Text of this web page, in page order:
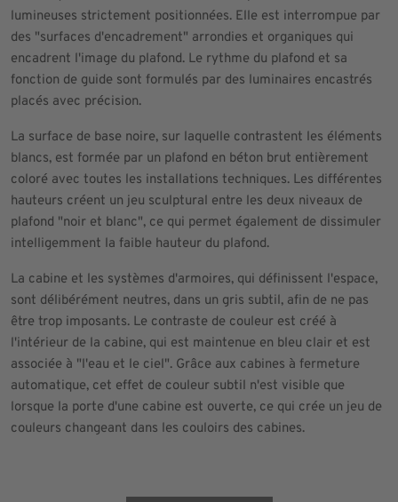
lumineuses strictement positionnées. Elle est interrompue par
des "surfaces d'encadrement" arrondies et organiques qui
encadrent l'image du plafond. Le rythme du plafond et sa
fonction de guide sont formulés par des luminaires encastrés
placés avec précision.
La surface de base noire, sur laquelle contrastent les éléments
blancs, est formée par un plafond en béton brut entièrement
coloré avec toutes les installations techniques. Les différentes
hauteurs créent un jeu sculptural entre les deux niveaux de
plafond "noir et blanc", ce qui permet également de dissimuler
intelligemment la faible hauteur du plafond.
La cabine et les systèmes d'armoires, qui définissent l'espace,
sont délibérément neutres, dans un gris subtil, afin de ne pas
être trop imposants. Le contraste de couleur est créé à
l'intérieur de la cabine, qui est maintenue en bleu clair et est
associée à "l'eau et le ciel". Grâce aux cabines à fermeture
automatique, cet effet de couleur subtil n'est visible que
lorsque la porte d'une cabine est ouverte, ce qui crée un jeu de
couleurs changeant dans les couloirs des cabines.